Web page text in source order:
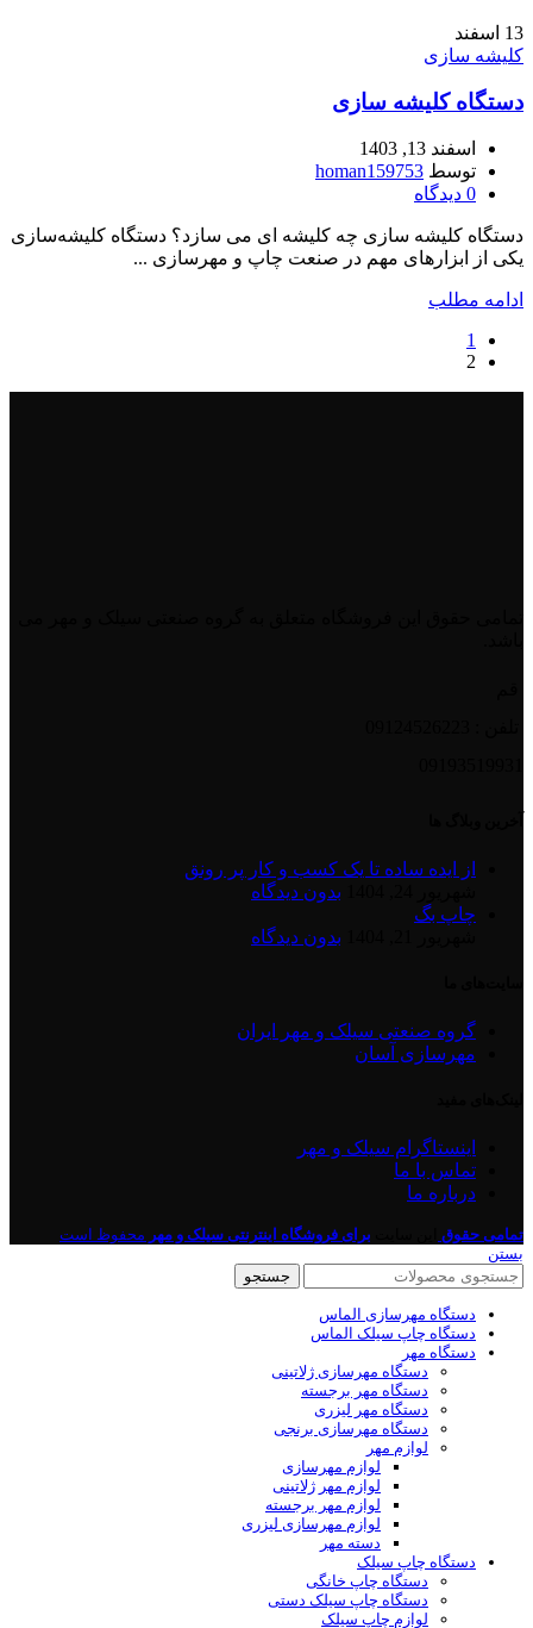
13 اسفند
کلیشه سازی
دستگاه کلیشه سازی
اسفند 13, 1403
توسط homan159753
0 دیدگاه
دستگاه کلیشه سازی چه کلیشه ای می سازد؟ دستگاه کلیشه‌سازی
یکی از ابزارهای مهم در صنعت چاپ و مهرسازی ...
ادامه مطلب
1
2
از ایده ساده تا یک کسب و کار پر رونق
بدون دیدگاه
چاپ بگ
بدون دیدگاه
گروه صنعتی سیلک و مهر ایران
مهرسازی آسان
اینستاگرام سیلک و مهر
تماس با ما
درباره ما
تمامی حقوق برای فروشگاه اینترنتی سیلک و مهر محفوظ است
بستن
جستجو
دستگاه مهرسازی الماس
دستگاه چاپ سیلک الماس
دستگاه مهر
دستگاه مهرسازی ژلاتینی
دستگاه مهر برجسته
دستگاه مهر لیزری
دستگاه مهرسازی برنجی
لوازم مهر
لوازم مهرسازی
لوازم مهر ژلاتینی
لوازم مهر برجسته
لوازم مهرسازی لیزری
دسته مهر
دستگاه چاپ سیلک
دستگاه چاپ خانگی
دستگاه چاپ سیلک دستی
لوازم چاپ سیلک